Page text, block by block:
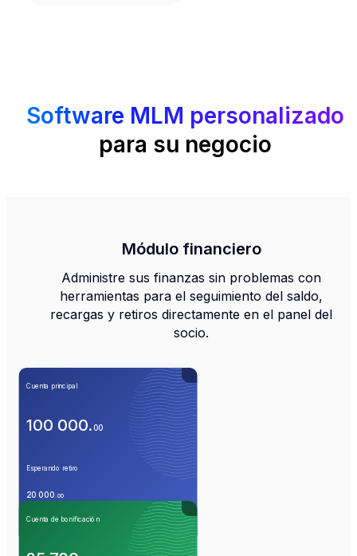
Software MLM personalizado
para su negocio
Módulo financiero
Administre sus finanzas sin problemas con
herramientas para el seguimiento del saldo,
recargas y retiros directamente en el panel del
socio.
Cuenta principal
100 000. 00
Esperando retiro
20 000 .00
Traducir Operaciones
Cuenta de bonificación